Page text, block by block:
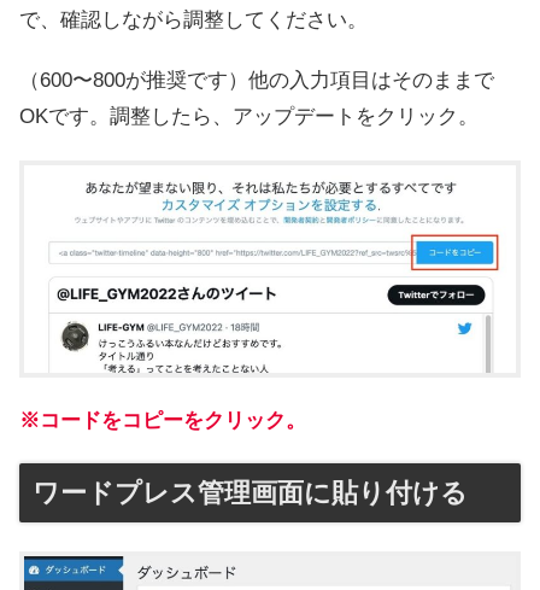
で、確認しながら調整してください。
（600〜800が推奨です）他の入力項目はそのままで
OKです。調整したら、アップデートをクリック。
※コードをコピーをクリック。
ワードプレス管理画面に貼り付ける